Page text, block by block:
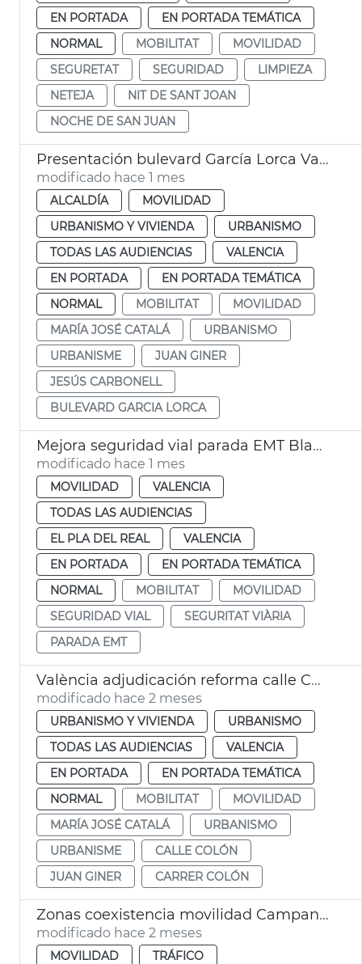
EN PORTADA
EN PORTADA TEMÁTICA
NORMAL
MOBILITAT
MOVILIDAD
SEGURETAT
SEGURIDAD
LIMPIEZA
NETEJA
NIT DE SANT JOAN
NOCHE DE SAN JUAN
Presentación bulevard García Lorca València
modificado hace 1 mes
ALCALDÍA
MOVILIDAD
URBANISMO Y VIVIENDA
URBANISMO
TODAS LAS AUDIENCIAS
VALENCIA
EN PORTADA
EN PORTADA TEMÁTICA
NORMAL
MOBILITAT
MOVILIDAD
MARÍA JOSÉ CATALÁ
URBANISMO
URBANISME
JUAN GINER
JESÚS CARBONELL
BULEVARD GARCIA LORCA
Mejora seguridad vial parada EMT Blasco Ibáñez Cronista Almela i Vives
modificado hace 1 mes
MOVILIDAD
VALENCIA
TODAS LAS AUDIENCIAS
EL PLA DEL REAL
VALENCIA
EN PORTADA
EN PORTADA TEMÁTICA
NORMAL
MOBILITAT
MOVILIDAD
SEGURIDAD VIAL
SEGURITAT VIÀRIA
PARADA EMT
València adjudicación reforma calle Colón
modificado hace 2 meses
URBANISMO Y VIVIENDA
URBANISMO
TODAS LAS AUDIENCIAS
VALENCIA
EN PORTADA
EN PORTADA TEMÁTICA
NORMAL
MOBILITAT
MOVILIDAD
MARÍA JOSÉ CATALÁ
URBANISMO
URBANISME
CALLE COLÓN
JUAN GINER
CARRER COLÓN
Zonas coexistencia movilidad Campanario y Ciutat Vella València
modificado hace 2 meses
MOVILIDAD
TRÁFICO